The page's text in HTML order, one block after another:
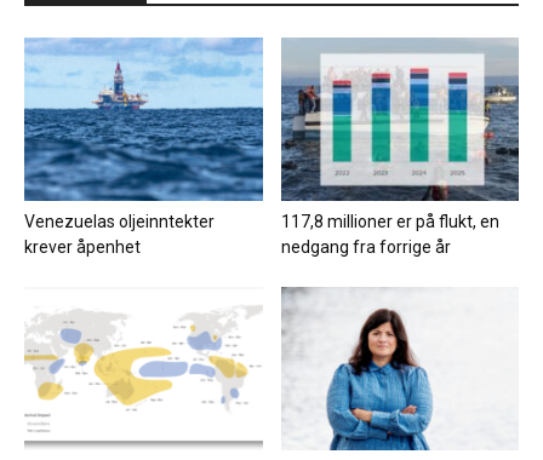
Venezuelas oljeinntekter
krever åpenhet
117,8 millioner er på flukt, en
nedgang fra forrige år